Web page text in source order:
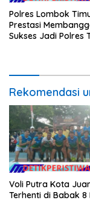
Polres Lombok
Prestasi
Sukses Jadi Polres
Rekomendasi
Voli Putra Kota
Terhenti di Babak 8